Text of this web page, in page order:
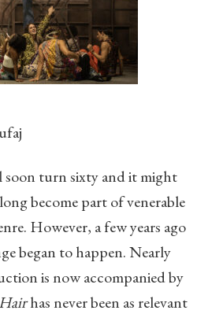
soon turn sixty and it might
become part of venerable
However, a few years ago
began to happen. Nearly
is now accompanied by
Hairhas never been as relevant